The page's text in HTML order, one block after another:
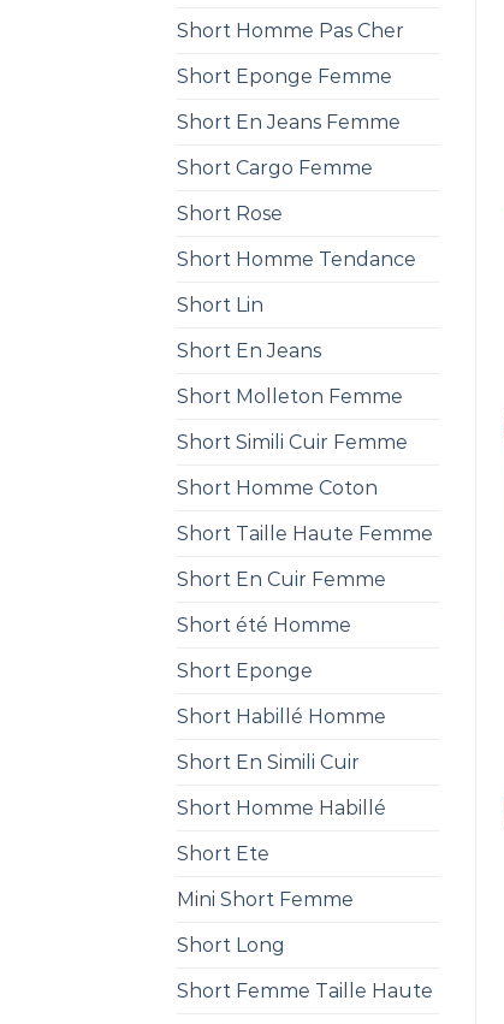
Short Homme Pas Cher
Short Eponge Femme
Short En Jeans Femme
Short Cargo Femme
Short Rose
Short Homme Tendance
Short Lin
Short En Jeans
Short Molleton Femme
Short Simili Cuir Femme
Short Homme Coton
Short Taille Haute Femme
Short En Cuir Femme
Short été Homme
Short Eponge
Short Habillé Homme
Short En Simili Cuir
Short Homme Habillé
Short Ete
Mini Short Femme
Short Long
Short Femme Taille Haute